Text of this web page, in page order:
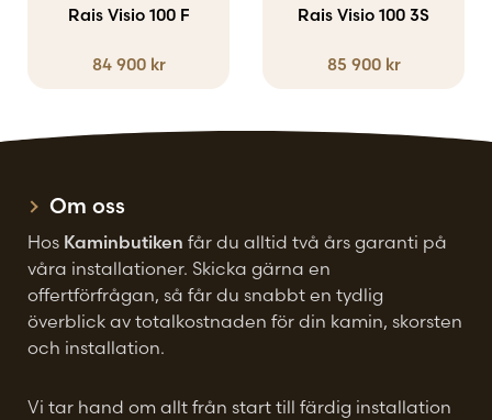
Rais Visio 100 F
84 900 kr
Rais Visio 100 3S
85 900 kr
Om oss
Hos Kaminbutiken får du alltid två års garanti på
våra installationer. Skicka gärna en
offertförfrågan, så får du snabbt en tydlig
överblick av totalkostnaden för din kamin, skorsten
och installation.
Vi tar hand om allt från start till färdig installation